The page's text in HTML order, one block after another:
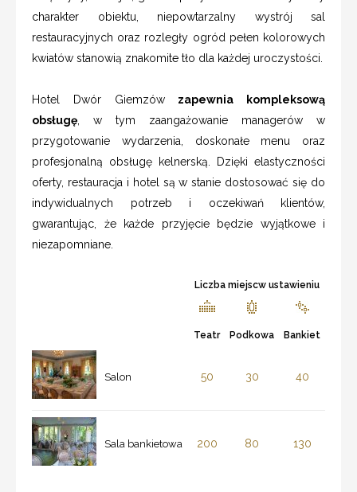
charakter obiektu, niepowtarzalny wystrój sal
restauracyjnych oraz rozległy ogród pełen kolorowych
kwiatów stanowią znakomite tło dla każdej uroczystości.
Hotel Dwór Giemzów zapewnia kompleksową
obsługę , w tym zaangażowanie managerów w
przygotowanie wydarzenia, doskonałe menu oraz
profesjonalną obsługę kelnerską. Dzięki elastyczności
oferty, restauracja i hotel są w stanie dostosować się do
indywidualnych potrzeb i oczekiwań klientów,
gwarantując, że każde przyjęcie będzie wyjątkowe i
niezapomniane.
Liczba miejscw ustawieniu
Teatr Podkowa Bankiet
Salon 50 30 40
Sala bankietowa 200 80 130